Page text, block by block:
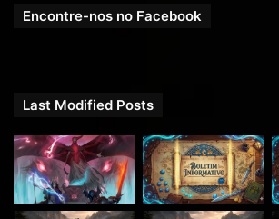
Encontre-nos no Facebook
Last Modified Posts